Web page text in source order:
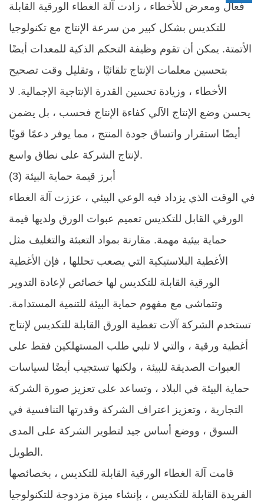
فعال ومعرض للأخطاء ، زادت آلة الغطاء الورقية القابلة
للتكديس بشكل كبير من سرعة الإنتاج مع تكنولوجيا
الأتمتة. يمكن أن تقوم وظيفة التحكم الذكية للمعدات أيضًا
بتحسين معلمات الإنتاج تلقائيًا ، وتقليل وقت تصحيح
الأخطاء ، وزيادة تحسين القدرة الإنتاجية الإجمالية. لا
يحسن وضع الإنتاج الآلي كفاءة الإنتاج فحسب ، بل يضمن
أيضًا استقرار واتساق جودة المنتج ، مما يوفر دعمًا قويًا
لإنتاج الشركة على نطاق واسع. ​
(3) أبرز قيمة حماية البيئة
في الوقت الذي يزداد فيه الوعي البيئي ، عززت آلة الغطاء
الورقي القابل للتكديس تعميم عبوات الورق ولديها قيمة
حماية بيئية مهمة. مقارنة بمواد التعبئة والتغليف مثل
الأغطية البلاستيكية التي يصعب تحللها ، فإن الأغطية
الورقية القابلة للتكديس لها خصائص لإعادة التدوير
وتتماشى مع مفهوم حماية البيئة للتنمية المستدامة.
تستخدم الشركة آلات تغطية الورق القابلة للتكديس لإنتاج
أغطية ورقية ، والتي لا تلبي طلب المستهلكين فقط على
العبوات الصديقة للبيئة ، ولكنها تستجيب أيضًا لسياسات
حماية البيئة في البلاد ، وتساعد على تعزيز صورة الشركة
التجارية ، وتعزيز اعتراف الشركة وقدرتها التنافسية في
السوق ، ووضع أساس جيد لتطوير الشركة على المدى
الطويل. ​
قامت آلة الغطاء الورقية القابلة للتكديس ، بخصائصها
الفريدة القابلة للتكديس ، بإنشاء ميزة مزدوجة للتكنولوجيا